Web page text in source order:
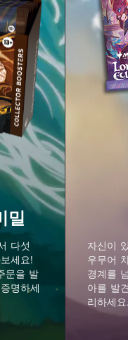
밀
다섯
세요!
문을 발
명하세
자신이
우무어
경계를
아를 발
리하세